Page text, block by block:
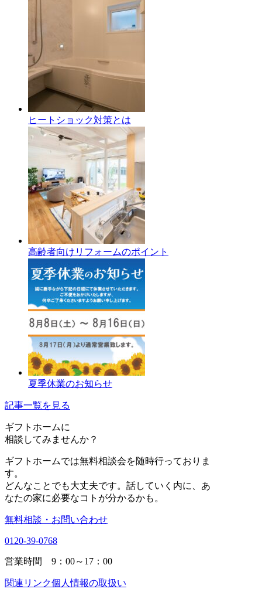
ヒートショック対策とは
高齢者向けリフォームのポイント
夏季休業のお知らせ
記事一覧を見る
ギフトホームに
相談 してみませんか？
ギフトホームでは無料相談会を随時行っておりま
す。
どんなことでも大丈夫です。話していく内に、あ
なたの家に必要なコトが分かるかも。
無料相談・お問い合わせ
0120-39-0768
営業時間 9：00～17：00
関連リンク個人情報の取扱い